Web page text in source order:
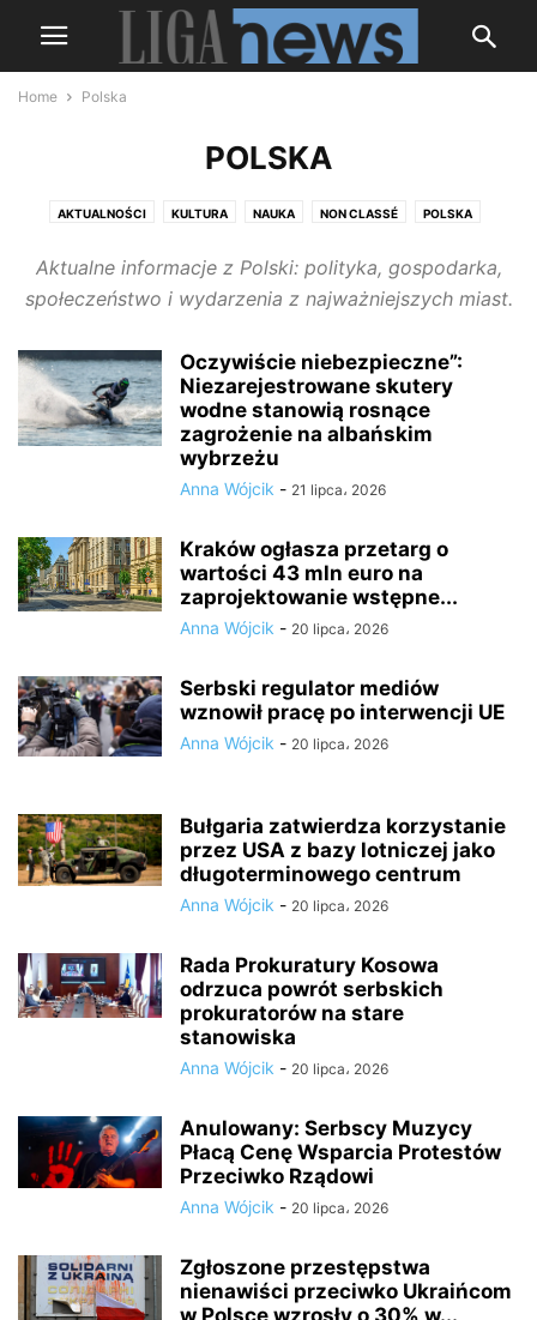
Home Polska
POLSKA
AKTUALNOŚCI KULTURA NAUKA NON CLASSÉ POLSKA
Aktualne informacje z Polski: polityka, gospodarka,
społeczeństwo i wydarzenia z najważniejszych miast.
Oczywiście niebezpieczne”:
Niezarejestrowane skutery
wodne stanowią rosnące
zagrożenie na albańskim
wybrzeżu
Anna Wójcik - 21 lipca، 2026
Kraków ogłasza przetarg o
wartości 43 mln euro na
zaprojektowanie wstępne...
Anna Wójcik - 20 lipca، 2026
Serbski regulator mediów
wznowił pracę po interwencji UE
Anna Wójcik - 20 lipca، 2026
Bułgaria zatwierdza korzystanie
przez USA z bazy lotniczej jako
długoterminowego centrum
Anna Wójcik - 20 lipca، 2026
Rada Prokuratury Kosowa
odrzuca powrót serbskich
prokuratorów na stare
stanowiska
Anna Wójcik - 20 lipca، 2026
Anulowany: Serbscy Muzycy
Płacą Cenę Wsparcia Protestów
Przeciwko Rządowi
Anna Wójcik - 20 lipca، 2026
Zgłoszone przestępstwa
nienawiści przeciwko Ukraińcom
w Polsce wzrosły o 30% w...